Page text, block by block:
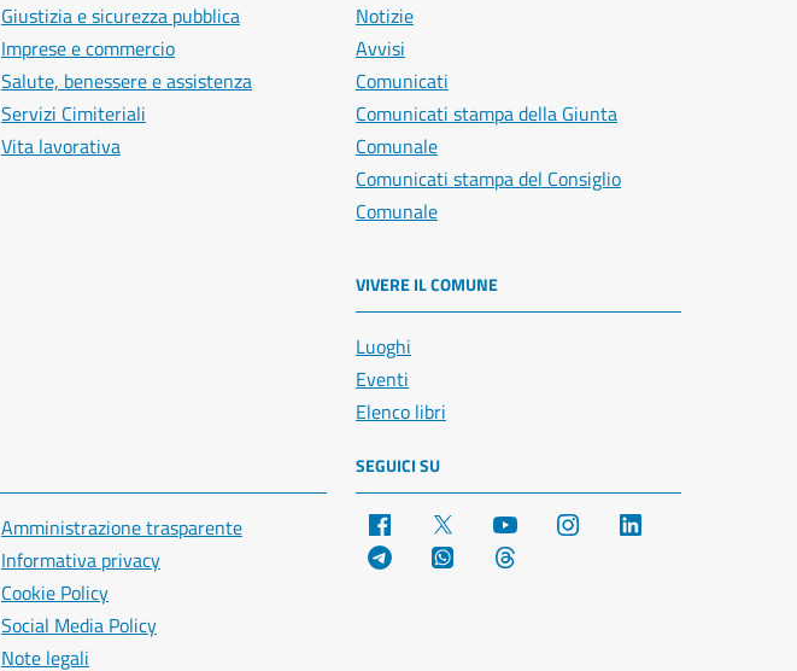
Giustizia e sicurezza pubblica
Imprese e commercio
Salute, benessere e assistenza
Servizi Cimiteriali
Vita lavorativa
Notizie
Avvisi
Comunicati
Comunicati stampa della Giunta
Comunale
Comunicati stampa del Consiglio
Comunale
VIVERE IL COMUNE
Luoghi
Eventi
Elenco libri
Amministrazione trasparente
Informativa privacy
Cookie Policy
Social Media Policy
Note legali
SEGUICI SU
Facebook YouTube Instagram
Telegram WhatsApp